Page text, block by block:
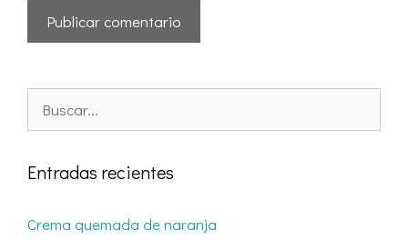
Entradas recientes
Crema quemada de naranja